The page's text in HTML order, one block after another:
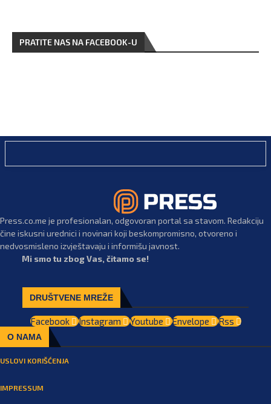
PRATITE NAS NA FACEBOOK-U
Press.co.me je profesionalan, odgovoran portal sa stavom. Redakciju
čine iskusni urednici i novinari koji beskompromisno, otvoreno i
nedvosmisleno izvještavaju i informišu javnost.
Mi smo tu zbog Vas, čitamo se!
DRUŠTVENE MREŽE
Facebook Instagram Youtube Envelope Rss
O NAMA
USLOVI KORIŠĆENJA
IMPRESSUM